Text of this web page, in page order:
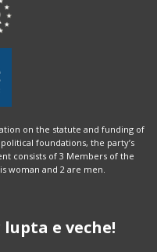
on the statute and funding of
foundations, the party’s
consists of 3 Members of the
woman and 2 are men.
e veche!